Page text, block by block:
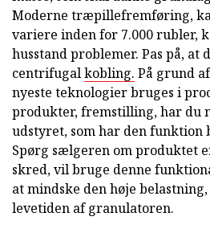
Moderne træpillefremføring,
variere inden for 7.000 rubler,
husstand problemer. Pas på, at
centrifugalkobling. På grund
nyeste teknologier bruges i
produkter, fremstilling, har du
udstyret, som har den funktion
Spørg sælgeren om produktet
skred, vil bruge denne
at mindske den høje
levetiden af granulatoren.